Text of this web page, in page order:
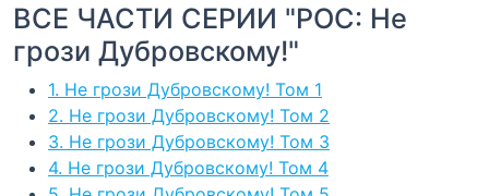
ВСЕ ЧАСТИ СЕРИИ "РОС: Не
грози Дубровскому!"
1. Не грози Дубровскому! Том 1
2. Не грози Дубровскому! Том 2
3. Не грози Дубровскому! Том 3
4. Не грози Дубровскому! Том 4